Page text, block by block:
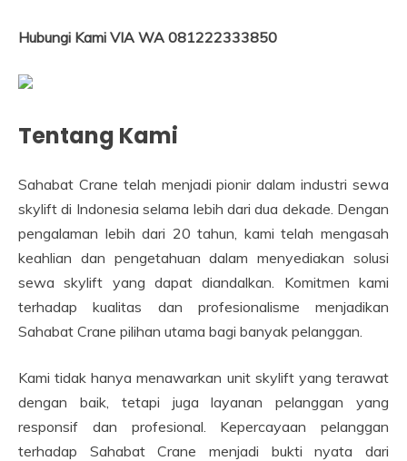
Hubungi Kami VIA WA 081222333850
Tentang Kami
Sahabat Crane telah menjadi pionir dalam industri sewa
skylift di Indonesia selama lebih dari dua dekade. Dengan
pengalaman lebih dari 20 tahun, kami telah mengasah
keahlian dan pengetahuan dalam menyediakan solusi
sewa skylift yang dapat diandalkan. Komitmen kami
terhadap kualitas dan profesionalisme menjadikan
Sahabat Crane pilihan utama bagi banyak pelanggan.
Kami tidak hanya menawarkan unit skylift yang terawat
dengan baik, tetapi juga layanan pelanggan yang
responsif dan profesional. Kepercayaan pelanggan
terhadap Sahabat Crane menjadi bukti nyata dari